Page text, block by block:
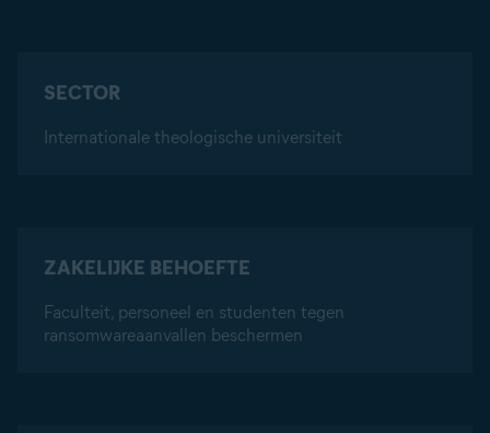
SECTOR
Internationale theologische universiteit
ZAKELIJKE BEHOEFTE
Faculteit, personeel en studenten tegen
ransomwareaanvallen beschermen